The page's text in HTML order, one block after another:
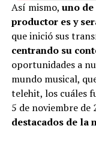
Así mismo, uno
productor es y
que inició sus
centrando su
oportunidades a
mundo musical,
telehit, los cuáles
5 de noviembre de
destacados de la